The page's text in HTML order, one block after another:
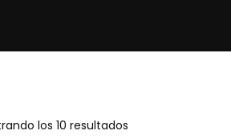
los 10 resultados